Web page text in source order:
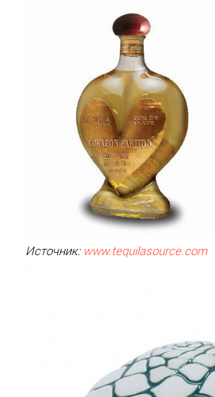
Источник: www.tequilasource.com